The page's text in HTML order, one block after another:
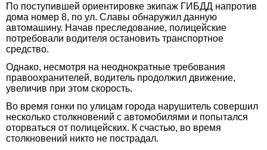
По поступившей ориентировке экипаж ГИБДД напротив
дома номер 8, по ул. Славы обнаружил данную
автомашину. Начав преследование, полицейские
потребовали водителя остановить транспортное
средство.
Однако, несмотря на неоднократные требования
правоохранителей, водитель продолжил движение,
увеличив при этом скорость.
Во время гонки по улицам города нарушитель совершил
несколько столкновений с автомобилями и попытался
оторваться от полицейских. К счастью, во время
столкновений никто не пострадал.